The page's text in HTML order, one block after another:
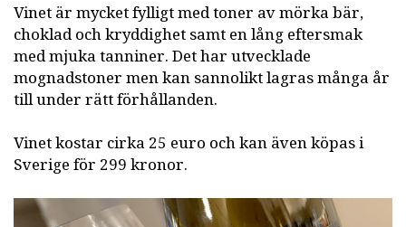
Vinet är mycket fylligt med toner av mörka bär,
choklad och kryddighet samt en lång eftersmak
med mjuka tanniner. Det har utvecklade
mognadstoner men kan sannolikt lagras många år
till under rätt förhållanden.
Vinet kostar cirka 25 euro och kan även köpas i
Sverige för 299 kronor.